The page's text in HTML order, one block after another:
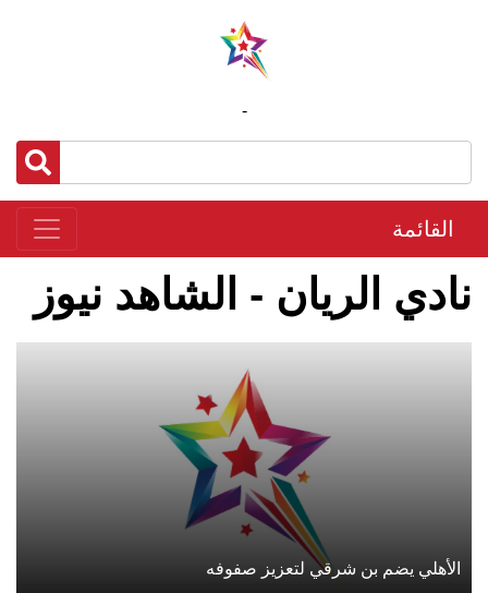
-
القائمة
نادي الريان - الشاهد نيوز
الأهلي يضم بن شرقي لتعزيز صفوفه